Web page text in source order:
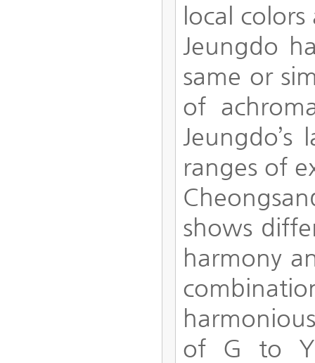
local
Jeungdo
same or
of
ranges of
shows
harmony
of G to